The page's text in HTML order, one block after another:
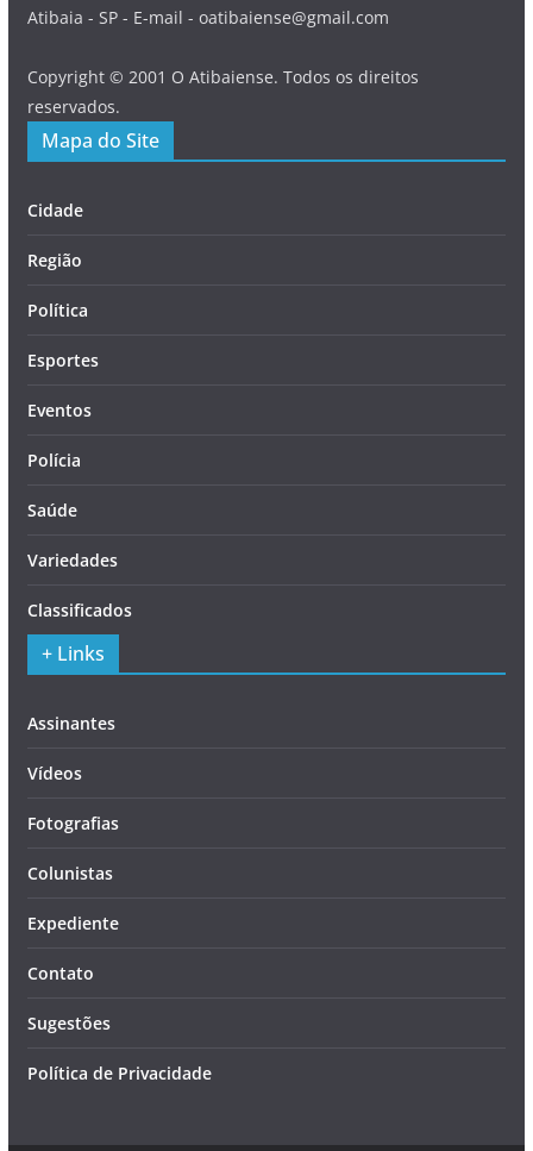
Atibaia - SP - E-mail - oatibaiense@gmail.com
Copyright © 2001 O Atibaiense. Todos os direitos
reservados.
Mapa do Site
Cidade
Região
Política
Esportes
Eventos
Polícia
Saúde
Variedades
Classificados
+ Links
Assinantes
Vídeos
Fotografias
Colunistas
Expediente
Contato
Sugestões
Política de Privacidade